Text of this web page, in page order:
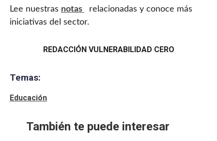
Lee nuestras notas
relacionadas y conoce más
iniciativas del sector.
REDACCIÓN VULNERABILIDAD CERO
Temas:
Educación
También te puede interesar